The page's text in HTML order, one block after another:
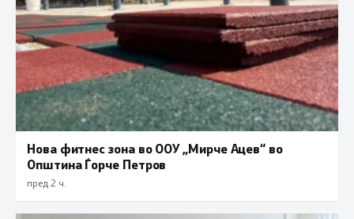
Нова фитнес зона во ООУ „Мирче Ацев“ во
Општина Ѓорче Петров
пред 2 ч.